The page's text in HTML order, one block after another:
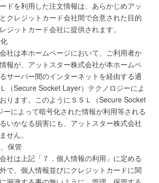
ドを利用した注文情報は、あらかじめアッ
クレジットカード会社間で合意された目的
ジットカード会社に提供されます。
社は本ホームページにおいて、ご利用者か
報が、アットスター株式会社が本ホームペ
サーバー間のインターネットを経由する通
（Secure Socket Layer）テクノロジーによ
ります。このようにＳＳＬ（Secure Socket
ーによって暗号化された情報が利用等される
いかなる損害にも、アットスター株式会社
せん。
保管
社は上記「７．個人情報の利用」に定める
で、個人情報並びにクレジットカードに関